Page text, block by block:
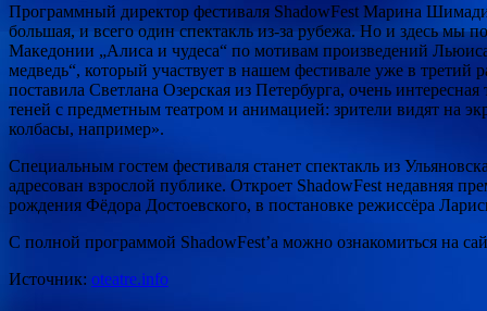
Программный директор фестиваля ShadowFest Марина
большая, и всего один спектакль из-за рубежа. Но и здесь мы
Македонии „Алиса и чудеса“ по мотивам произведений
медведь“, который участвует в нашем фестивале уже в
поставила Светлана Озерская из Петербурга, очень
теней с предметным театром и анимацией: зрители видят на
колбасы, например».
Специальным гостем фестиваля станет спектакль из
адресован взрослой публике. Откроет ShadowFest недавняя
рождения Фёдора Достоевского, в постановке режиссёра
С полной программой ShadowFest’а можно ознакомиться на
Источник: oteatre.info